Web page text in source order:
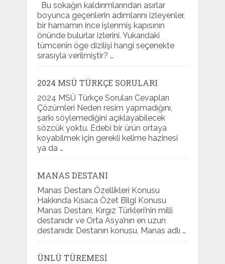
Bu sokağın kaldırımlarından asırlar
boyunca geçenlerin adımlarını izleyenler,
bir hamamın ince işlenmiş kapısının
önünde bulurlar izlerini. Yukarıdaki
tümcenin öge dizilişi hangi seçenekte
sırasıyla verilmiştir? …
2024 MSÜ TÜRKÇE SORULARI
2024 MSÜ Türkçe Soruları Cevapları
Çözümleri Neden resim yapmadığını,
şarkı söylemediğini açıklayabilecek
sözcük yoktu. Edebi bir ürün ortaya
koyabilmek için gerekli kelime hazinesi
ya da …
MANAS DESTANI
Manas Destanı Özellikleri Konusu
Hakkında Kısaca Özet Bilgi Konusu
Manas Destanı, Kırgız Türkleri’nin milli
destanıdır ve Orta Asya’nın en uzun
destanıdır. Destanın konusu, Manas adlı …
ÜNLÜ TÜREMESI